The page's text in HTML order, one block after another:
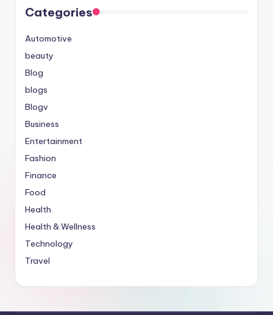
Categories
Automotive
beauty
Blog
blogs
Blogv
Business
Entertainment
Fashion
Finance
Food
Health
Health & Wellness
Technology
Travel